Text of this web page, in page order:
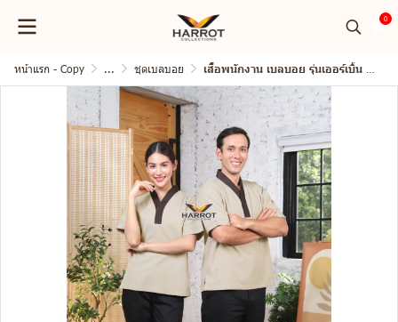
0
หน้าแรก - Copy ... ชุดเบลบอย เสื้อพนักงาน เบลบอย รุ่นเออร์เบิ้น แขนสั้น